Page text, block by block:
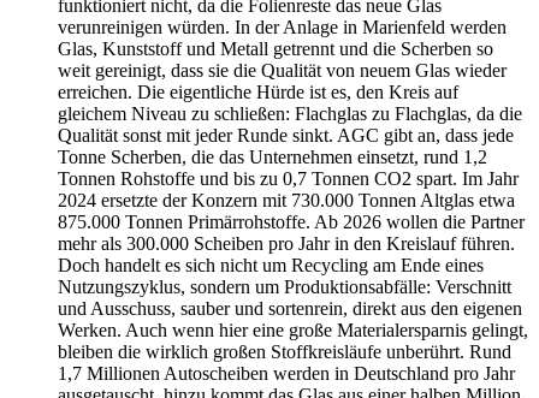
funktioniert nicht, da die Folienreste das neue Glas
verunreinigen würden. In der Anlage in Marienfeld werden
Glas, Kunststoff und Metall getrennt und die Scherben so
weit gereinigt, dass sie die Qualität von neuem Glas wieder
erreichen. Die eigentliche Hürde ist es, den Kreis auf
gleichem Niveau zu schließen: Flachglas zu Flachglas, da die
Qualität sonst mit jeder Runde sinkt. AGC gibt an, dass jede
Tonne Scherben, die das Unternehmen einsetzt, rund 1,2
Tonnen Rohstoffe und bis zu 0,7 Tonnen CO2 spart. Im Jahr
2024 ersetzte der Konzern mit 730.000 Tonnen Altglas etwa
875.000 Tonnen Primärrohstoffe. Ab 2026 wollen die Partner
mehr als 300.000 Scheiben pro Jahr in den Kreislauf führen.
Doch handelt es sich nicht um Recycling am Ende eines
Nutzungszyklus, sondern um Produktionsabfälle: Verschnitt
und Ausschuss, sauber und sortenrein, direkt aus den eigenen
Werken. Auch wenn hier eine große Materialersparnis gelingt,
bleiben die wirklich großen Stoffkreisläufe unberührt. Rund
1,7 Millionen Autoscheiben werden in Deutschland pro Jahr